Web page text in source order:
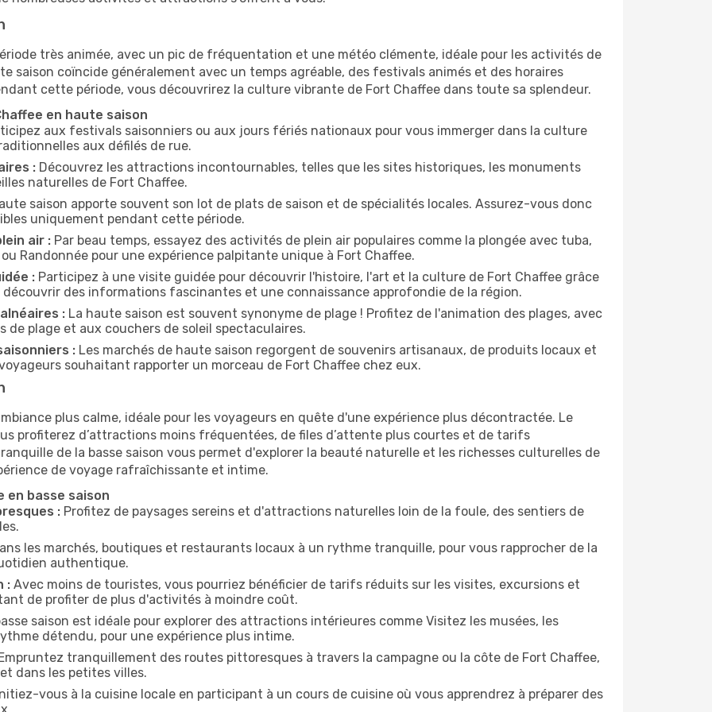
très animée, avec un pic de fréquentation et une météo clémente, idéale pour les activités de
saison coïncide généralement avec un temps agréable, des festivals animés et des horaires
cette période, vous découvrirez la culture vibrante de Fort Chaffee dans toute sa splendeur.
en haute saison
aux festivals saisonniers ou aux jours fériés nationaux pour vous immerger dans la culture
aux défilés de rue.
: Découvrez les attractions incontournables, telles que les sites historiques, les monuments
naturelles de Fort Chaffee.
saison apporte souvent son lot de plats de saison et de spécialités locales. Assurez-vous donc
uniquement pendant cette période.
air : Par beau temps, essayez des activités de plein air populaires comme la plongée avec tuba,
Randonnée pour une expérience palpitante unique à Fort Chaffee.
: Participez à une visite guidée pour découvrir l'histoire, l'art et la culture de Fort Chaffee grâce
des informations fascinantes et une connaissance approfondie de la région.
: La haute saison est souvent synonyme de plage ! Profitez de l'animation des plages, avec
de plage et aux couchers de soleil spectaculaires.
: Les marchés de haute saison regorgent de souvenirs artisanaux, de produits locaux et
souhaitant rapporter un morceau de Fort Chaffee chez eux.
plus calme, idéale pour les voyageurs en quête d'une expérience plus décontractée. Le
profiterez d’attractions moins fréquentées, de files d’attente plus courtes et de tarifs
de la basse saison vous permet d'explorer la beauté naturelle et les richesses culturelles de
de voyage rafraîchissante et intime.
en basse saison
: Profitez de paysages sereins et d'attractions naturelles loin de la foule, des sentiers de
les marchés, boutiques et restaurants locaux à un rythme tranquille, pour vous rapprocher de la
authentique.
: Avec moins de touristes, vous pourriez bénéficier de tarifs réduits sur les visites, excursions et
de profiter de plus d'activités à moindre coût.
saison est idéale pour explorer des attractions intérieures comme Visitez les musées, les
détendu, pour une expérience plus intime.
tranquillement des routes pittoresques à travers la campagne ou la côte de Fort Chaffee,
dans les petites villes.
vous à la cuisine locale en participant à un cours de cuisine où vous apprendrez à préparer des